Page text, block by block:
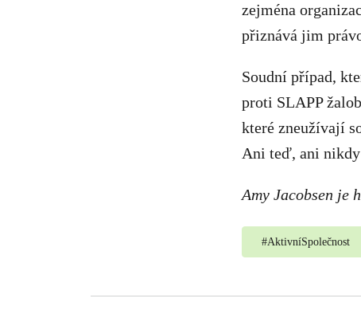
zejména
přiznává jim
Soudní případ,
proti SLAPP
které zneužívají
Ani teď, ani
Amy Jacobsen je
#AktivníSpolečnost